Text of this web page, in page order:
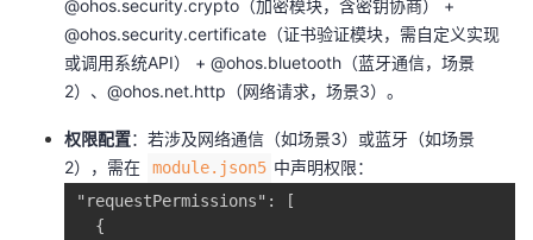
@ohos.security.crypto（加密模块，含密钥协商） +
@ohos.security.certificate（证书验证模块，需自定义实现
或调用系统API） + @ohos.bluetooth（蓝牙通信，场景
2）、@ohos.net.http（网络请求，场景3）。
​权限配置​​：若涉及网络通信（如场景3）或蓝牙（如场景
2），需在
module.json5 中声明权限：
"requestPermissions": [
  {